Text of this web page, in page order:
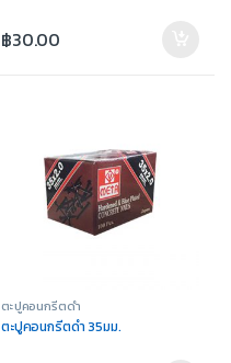
฿30.00
ตะปูคอนกรีตดำ
ตะปูคอนกรีตดำ 35มม.